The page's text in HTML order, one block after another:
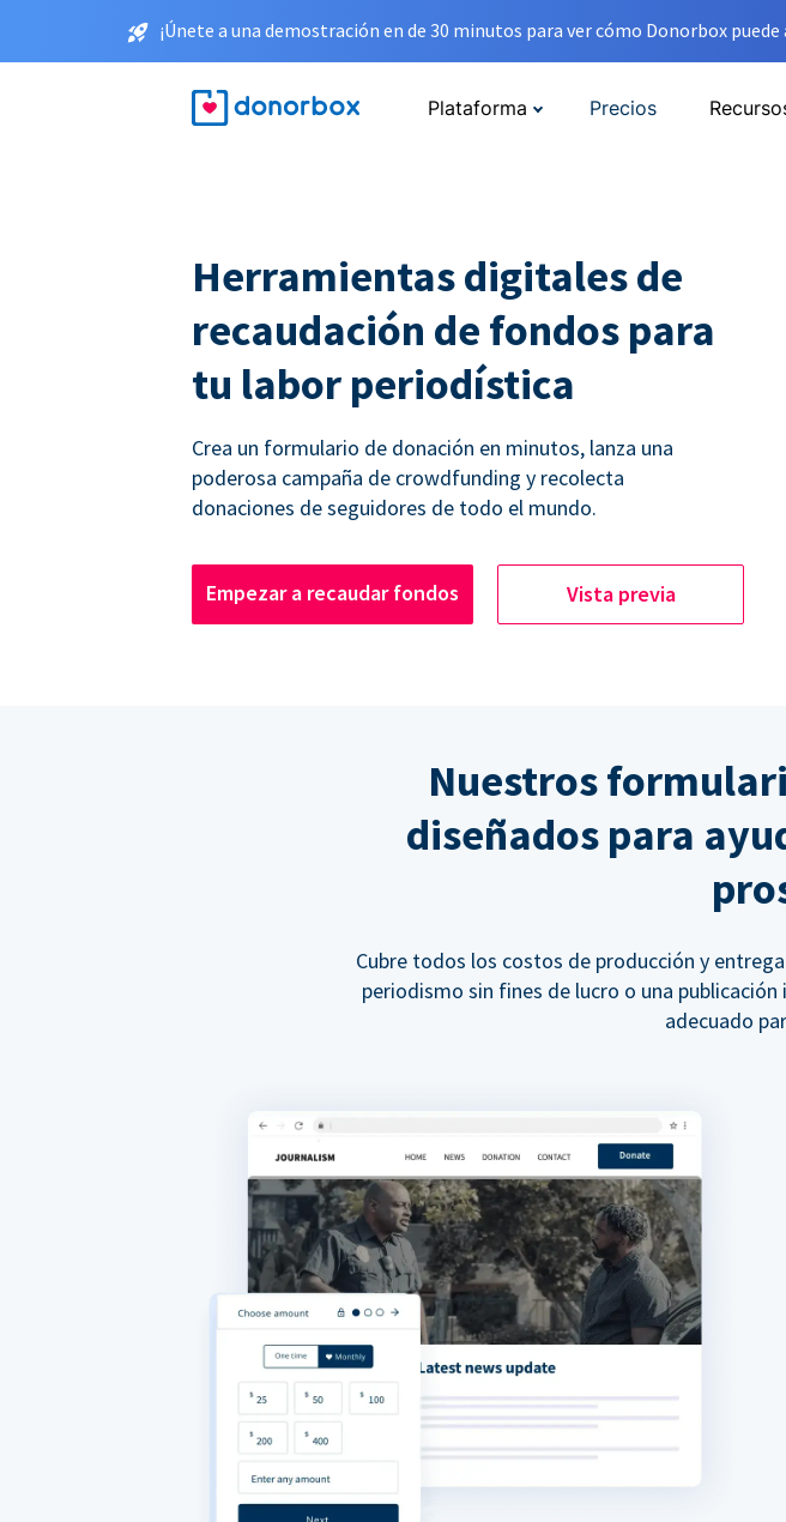
¡Únete a una demostración en de 30 minutos para ver cómo Donorbox
Plataforma Precios
Herramientas digitales de
recaudación de fondos para
tu labor periodística
Crea un formulario de donación en minutos, lanza una
poderosa campaña de crowdfunding y recolecta
donaciones de seguidores de todo el mundo.
Empezar a recaudar fondos Vista previa
Nuestros
diseñados para
Cubre todos los costos de producción y
periodismo sin fines de lucro o una
adecuado